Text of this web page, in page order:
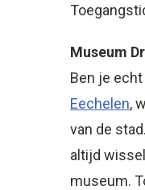
Museum
Ben je
Eechelen,
van de
altijd
museum.